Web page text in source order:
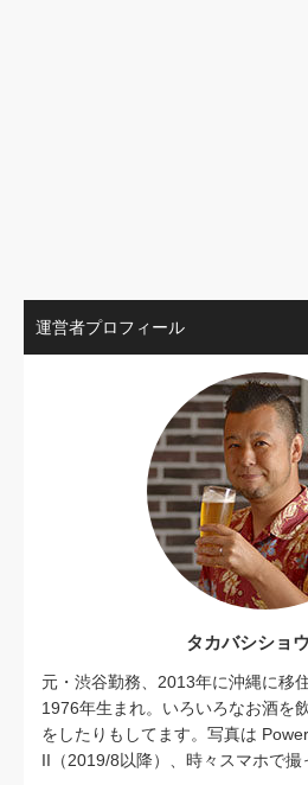
運営者プロフィール
タカバシショ
元・渋谷勤務、2013年に沖縄に移
1976年生まれ。いろいろなお酒を
をしたりもしてます。写真は
II（2019/8以降）、時々スマホで撮